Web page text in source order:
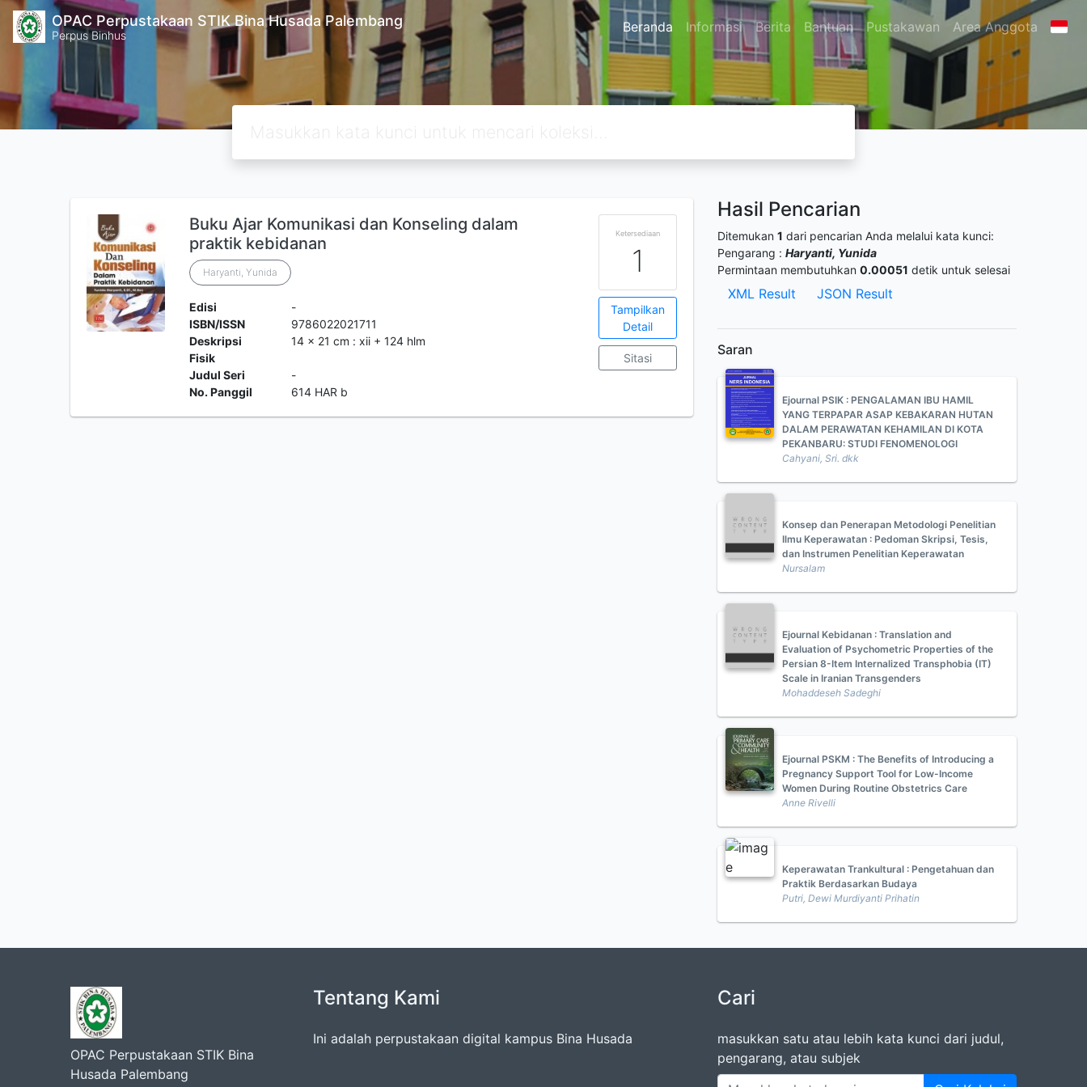
OPAC Perpustakaan STIK Bina Husada Palembang
Perpus Binhus Beranda Informasi Berita Bantuan Pustakawan Area Anggota
Buku Ajar Komunikasi dan Konseling dalam
praktik kebidanan
Haryanti, Yunida
Edisi
-
ISBN/ISSN
9786022021711
Deskripsi
Fisik
14 x 21 cm : xii + 124 hlm
Judul Seri
-
No. Panggil
614 HAR b
Ketersediaan
1
Tampilkan
Detail
Sitasi
Hasil Pencarian
Ditemukan 1 dari pencarian Anda melalui kata kunci:
Pengarang : Haryanti, Yunida
Permintaan membutuhkan 0.00051 detik untuk selesai
XML Result JSON Result
Saran
Ejournal PSIK : PENGALAMAN IBU HAMIL
YANG TERPAPAR ASAP KEBAKARAN HUTAN
DALAM PERAWATAN KEHAMILAN DI KOTA
PEKANBARU: STUDI FENOMENOLOGI
Cahyani, Sri. dkk
Konsep dan Penerapan Metodologi Penelitian
Ilmu Keperawatan : Pedoman Skripsi, Tesis,
dan Instrumen Penelitian Keperawatan
Nursalam
Ejournal Kebidanan : Translation and
Evaluation of Psychometric Properties of the
Persian 8-Item Internalized Transphobia (IT)
Scale in Iranian Transgenders
Mohaddeseh Sadeghi
Ejournal PSKM : The Benefits of Introducing a
Pregnancy Support Tool for Low-Income
Women During Routine Obstetrics Care
Anne Rivelli
Keperawatan Trankultural : Pengetahuan dan
Praktik Berdasarkan Budaya
Putri, Dewi Murdiyanti Prihatin
OPAC Perpustakaan STIK Bina
Husada Palembang
Tentang Kami
Ini adalah perpustakaan digital kampus Bina Husada
Cari
masukkan satu atau lebih kata kunci dari judul,
pengarang, atau subjek